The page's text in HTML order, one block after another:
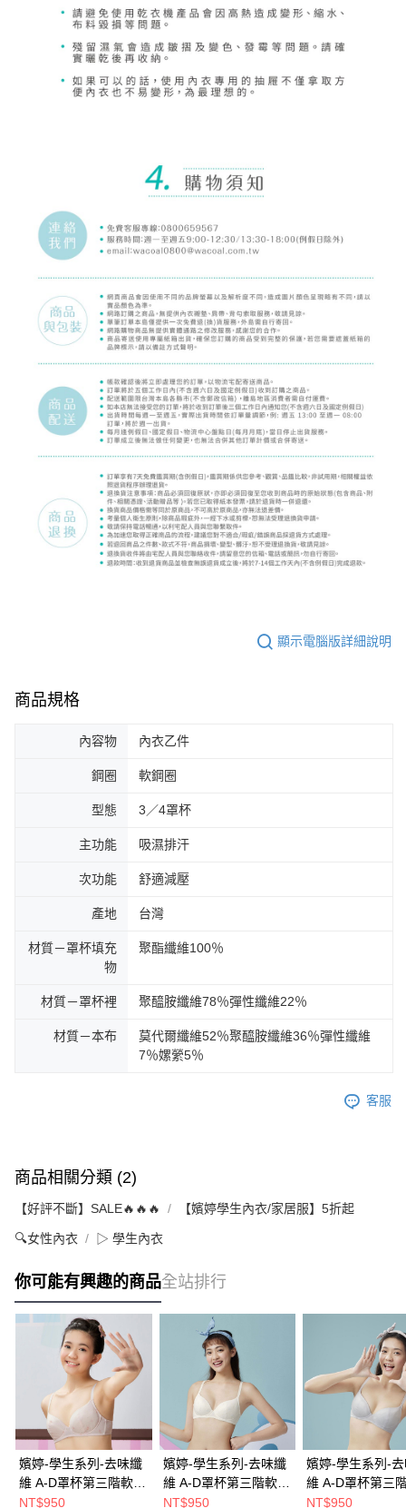
顯示電腦版詳細說明
商品規格
內容物 內衣乙件
鋼圈 軟鋼圈
型態 3／4罩杯
主功能 吸濕排汗
次功能 舒適減壓
產地 台灣
材質－罩杯填充
物
聚酯纖維100％
材質－罩杯裡 聚醯胺纖維78％彈性纖維22％
材質－本布
莫代爾纖維52％聚醯胺纖維36％彈性纖維
7％嫘縈5％
客服
商品相關分類 (2)
【好評不斷】SALE🔥🔥🔥 【嬪婷學生內衣/家居服】5折起
🔍女性內衣 ▷ 學生內衣
你可能有興趣的商品全站排行
嬪婷-學生系列-去味纖
維 A-D罩杯第三階軟鋼
圈內衣(夢幻粉)
NT$950
嬪婷-學生系列-去味纖
維 A-D罩杯第三階軟鋼
圈內衣(天使白)
NT$950
嬪婷-學生系列-
維 A-D罩杯第三
圈內衣(個性灰)
NT$950